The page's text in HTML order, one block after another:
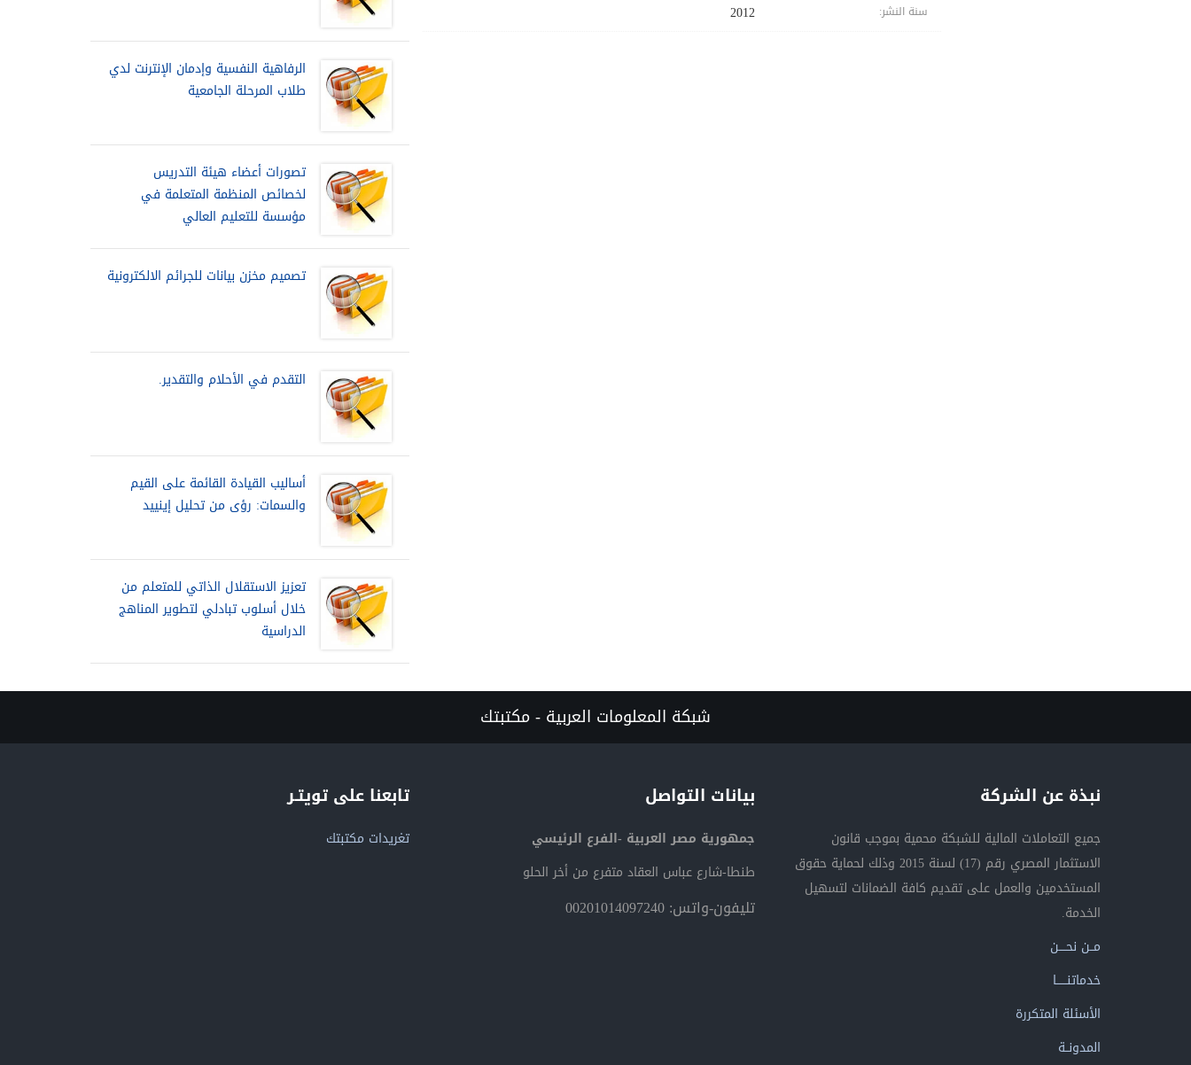
سنة النشر: 2012
الرفاهية النفسية وإدمان الإنترنت لدي
طلاب المرحلة الجامعية
تصورات أعضاء هيئة التدريس
لخصائص المنظمة المتعلمة في
مؤسسة للتعليم العالي
تصميم مخزن بيانات للجرائم الالكترونية
التقدم في الأحلام والتقدير.
أساليب القيادة القائمة على القيم
والسمات: رؤى من تحليل إينييد
تعزيز الاستقلال الذاتي للمتعلم من
خلال أسلوب تبادلي لتطوير المناهج
الدراسية
شبكة المعلومات العربية - مكتبتك
نبذة عن الشركة
جميع التعاملات المالية للشبكة محمية بموجب قانون
الاستثمار المصري رقم (17) لسنة 2015 وذلك لحماية حقوق
المستخدمين والعمل على تقديم كافة الضمانات لتسهيل
الخدمة.
مــن نحــــن
خدماتنــــــا
الأسئلة المتكررة
المدونــة
بيانات التواصل
جمهورية مصر العربية -الفرع الرئيسي
طنطا-شارع عباس العقاد متفرع من أخر الحلو
تليفون-واتس: 00201014097240
تابعنا على تويتـر
تغريدات مكتبتك